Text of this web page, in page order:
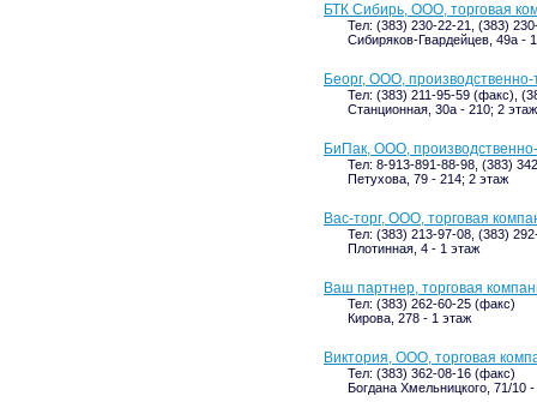
БТК Сибирь, ООО, торговая
Тел: (383) 230-22-21, (383)
Сибиряков-Гвардейцев, 49а -
Беорг, ООО,
Тел: (383) 211-95-59 (факс),
Станционная, 30а - 210; 2 этаж
БиПак, ООО,
Тел: 8-913-891-88-98, (383)
Петухова, 79 - 214; 2 этаж
Вас-торг, ООО, торговая
Тел: (383) 213-97-08, (383)
Плотинная, 4 - 1 этаж
Ваш партнер, торговая
Тел: (383) 262-60-25 (факс)
Кирова, 278 - 1 этаж
Виктория, ООО, торговая
Тел: (383) 362-08-16 (факс)
Богдана Хмельницкого, 71/10